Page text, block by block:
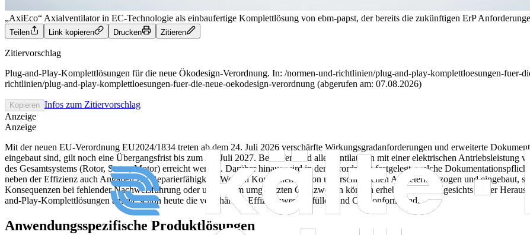
„AxiEco“ Axialventilator in EC-Technologie als einbaufertige Komplettlösung von ebm-papst, der bereits die zukünftigen ErP
Teilen Link kopieren Drucken Zitieren
Zitiervorschlag
Plug-and-Play-Komplettlösungen für die neue Ökodesign-Verordnung. In: /normen-und-richtlinien/plug-and-play-komplettloesungen-fuer-
richtlinien/plug-and-play-komplettloesungen-fuer-die-neue-oekodesign-verordnung (abgerufen am: 07.08.2026)
Kopieren Infos zum Zitiervorschlag
Anzeige
Anzeige
Mit der neuen EU-Verordnung EU2024/1834 treten ab dem 24. Juli 2026 verschärfte Wirkungsgradanforderungen und erweiterte
eingebaut sind, gilt noch eine Übergangsfrist bis zum 24. Juli 2027. Betroffen sind alle
Ventilatoren mit einer elektrischen Antriebsleistung
des Gesamtsystems (Rotor, Stator, Motor) erreicht werden. Darüber hinaus wird in der Verordnung festgelegt, welche
neben der Effizienz auch Angaben zur Reparierfähigkeit. Werden Komponenten von unterschiedlichen Anbietern bezogen und eingebaut,
Konsequenzen bei fehlender Nachweisführung oder unwirksam umgesetzten Grenzwerten können erheblich sein. Angesichts dieser
and-Play-Komplettlösungen an, die schon heute die verschärften Effizienzwerte erfüllen und CE-konform sind.
Anwendungsspezifische Produktlösungen